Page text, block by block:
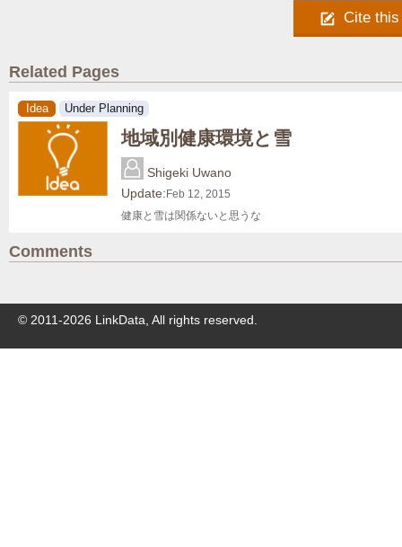
Cite this
Related Pages
Idea Under Planning
地域別健康環境と雪
Shigeki Uwano
Update: Feb 12, 2015
健康と雪は関係ないと思うな
Comments
© 2011-2026 LinkData, All rights reserved.